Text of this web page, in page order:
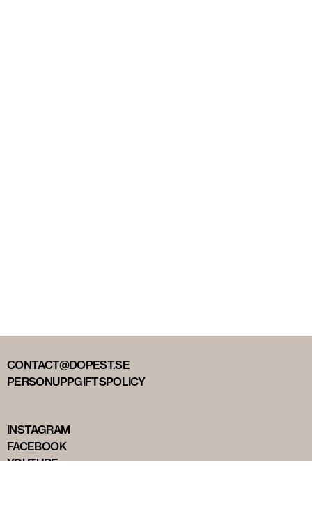
CONTACT@DOPEST.SE
PERSONUPPGIFTSPOLICY
INSTAGRAM
FACEBOOK
YOUTUBE